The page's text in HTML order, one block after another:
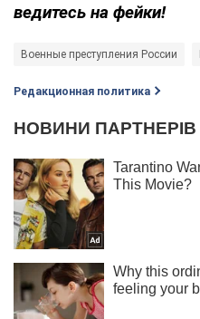
ведитесь на фейки!
Военные преступления России
Редакционная политика